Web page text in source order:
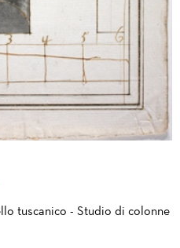
tuscanico - Studio di colonne